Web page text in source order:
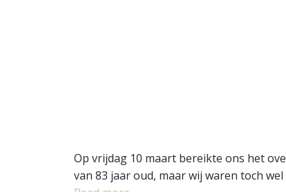
Op vrijdag 10 maart bereikte ons het
van 83 jaar oud, maar wij waren toch